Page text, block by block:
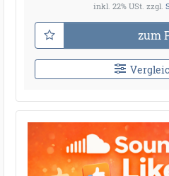
inkl. 22% USt. zzgl.
zum